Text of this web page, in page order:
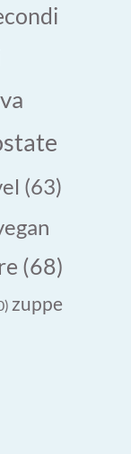
(63)
(68)
zuppe